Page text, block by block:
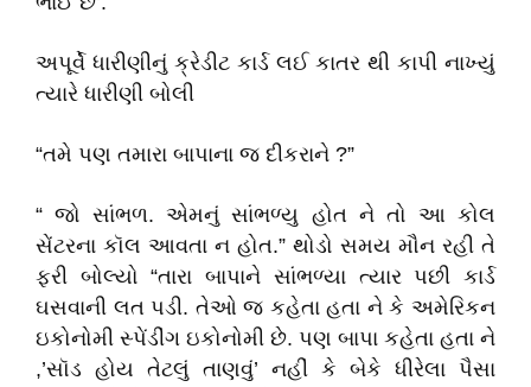
અપૂર્વે ધારીણીનું ક્રેડીટ કાર્ડ લઈ કાતર થી કાપી નાખ્યું
ત્યારે ધારીણી બોલી
“તમે પણ તમારા બાપાના જ દીકરાને ?”
“ જો સાંભળ. એમનું સાંભળ્યુ હોત ને તો આ કોલ
સેંટરના કૉલ આવતા ન હોત.” થોડો સમય મૌન રહી તે
ફરી બોલ્યો “તારા બાપાને સાંભળ્યા ત્યાર પછી કાર્ડ
ઘસવાની લત પડી. તેઓ જ કહેતા હતા ને કે અમેરિકન
ઇકોનોમી સ્પેંડીંગ ઇકોનોમી છે. પણ બાપા કહેતા હતા ને
,’સૉડ હોય તેટલું તાણવું’ નહીં કે બેકે ધીરેલા પૈસા